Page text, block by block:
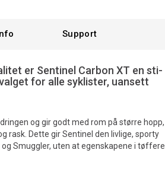
Support
er Sentinel Carbon XT en sti-
for alle syklister, uansett
og gir godt med rom på større hopp,
rask. Dette gir Sentinel den livlige, sporty
Smuggler, uten at egenskapene i tøffere